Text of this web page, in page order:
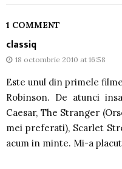
1 COMMENT
classiq
18 octombrie 2010 at 16:58
Este unul din primele
Robinson. De atunci
Caesar, The Stranger
mei preferati), Scarlet
acum in minte. Mi-a